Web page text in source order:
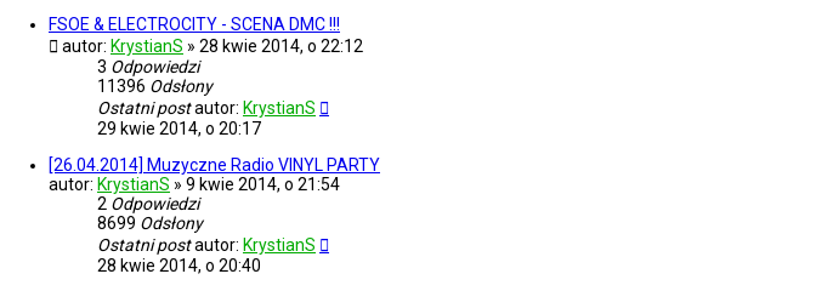
FSOE & ELECTROCITY - SCENA DMC !!!
autor: KrystianS » 28 kwie 2014, o 22:12
3 Odpowiedzi
11396 Odsłony
Ostatni postautor: KrystianS
29 kwie 2014, o 20:17
[26.04.2014] Muzyczne Radio VINYL PARTY
autor: KrystianS » 9 kwie 2014, o 21:54
2 Odpowiedzi
8699 Odsłony
Ostatni postautor: KrystianS
28 kwie 2014, o 20:40